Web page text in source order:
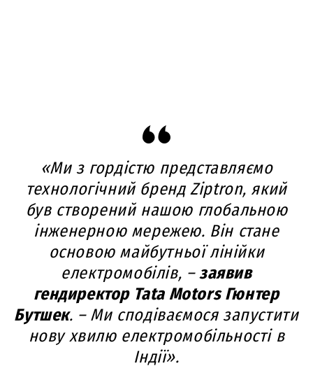
«Ми з гордістю представляємо
технологічний бренд Ziptron, який
був створений нашою глобальною
інженерною мережею. Він стане
основою майбутньої лінійки
електромобілів, –заявив
гендиректор Tata Motors Гюнтер
Бутшек. – Ми сподіваємося запустити
нову хвилю електромобільності в
Індії».